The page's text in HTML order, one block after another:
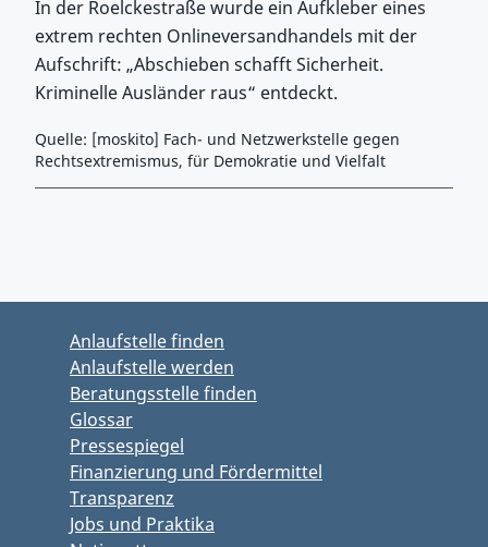
In der Roelckestraße wurde ein Aufkleber eines
extrem rechten Onlineversandhandels mit der
Aufschrift: „Abschieben schafft Sicherheit.
Kriminelle Ausländer raus“ entdeckt.
Quelle: [moskito] Fach- und Netzwerkstelle gegen
Rechtsextremismus, für Demokratie und Vielfalt
Anlaufstelle finden
Anlaufstelle werden
Beratungsstelle finden
Glossar
Pressespiegel
Finanzierung und Fördermittel
Transparenz
Jobs und Praktika